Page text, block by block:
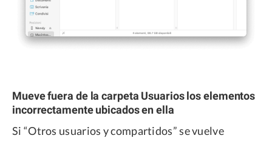
Mueve fuera de la carpeta Usuarios los elementos
incorrectamente ubicados en ella
Si “Otros usuarios y compartidos” se vuelve